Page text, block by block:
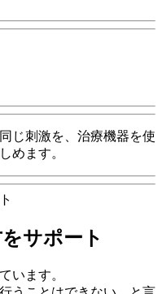
じ刺激を、治療機器を使
めます。
サポート
います。